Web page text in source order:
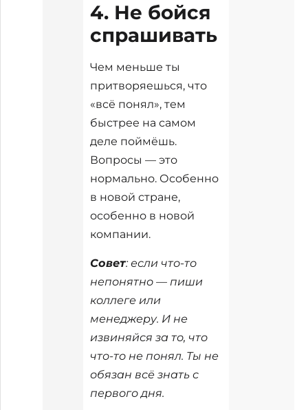
4. Не бойся
спрашивать
Чем меньше ты
притворяешься, что
«всё понял», тем
быстрее на самом
деле поймёшь.
Вопросы — это
нормально. Особенно
в новой стране,
особенно в новой
компании.
Совет: если что-то
непонятно — пиши
коллеге или
менеджеру. И не
извиняйся за то, что
что-то не понял. Ты не
обязан всё знать с
первого дня.